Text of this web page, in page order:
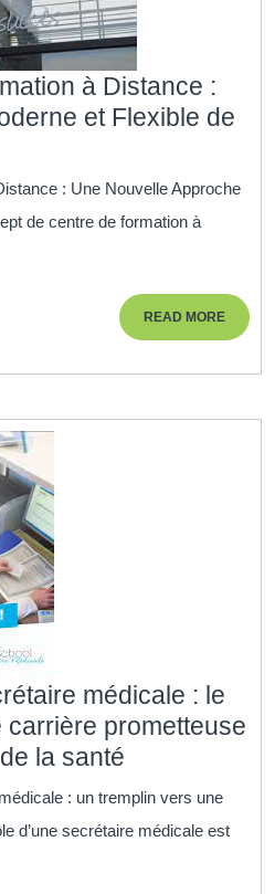
à Distance :
et Flexible de
: Une Nouvelle Approche
de centre de formation à
READ MOREREAD
MORE
médicale : le
prometteuse
la santé
de
secrétaire
: un tremplin vers une
d’une secrétaire médicale est